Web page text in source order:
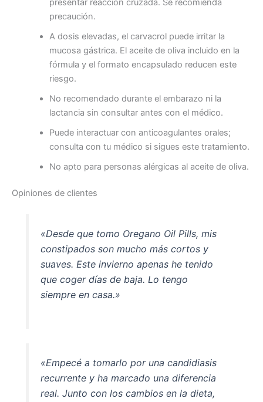
precaución.
A dosis elevadas, el carvacrol puede irritar la
mucosa gástrica. El aceite de oliva incluido en la
fórmula y el formato encapsulado reducen este
riesgo.
No recomendado durante el embarazo ni la
lactancia sin consultar antes con el médico.
Puede interactuar con anticoagulantes orales;
consulta con tu médico si sigues este tratamiento.
No apto para personas alérgicas al aceite de oliva.
Opiniones de clientes
«Desde que tomo Oregano Oil Pills, mis
constipados son mucho más cortos y
suaves. Este invierno apenas he tenido
que coger días de baja. Lo tengo
siempre en casa.»
«Empecé a tomarlo por una candidiasis
recurrente y ha marcado una diferencia
real. Junto con los cambios en la dieta,